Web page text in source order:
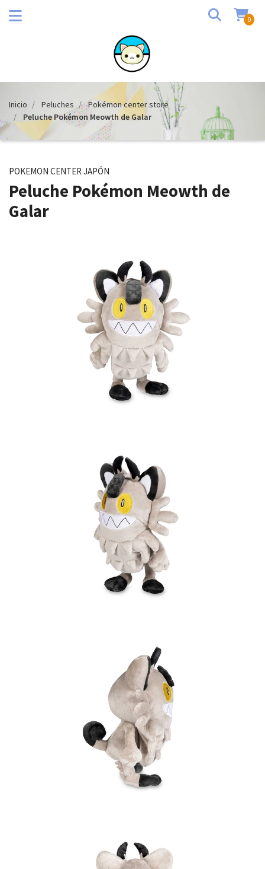
0
Inicio Peluches
Pokémon center store
Peluche Pokémon Meowth de Galar
POKEMON CENTER JAPÓN
Peluche Pokémon Meowth de
Galar